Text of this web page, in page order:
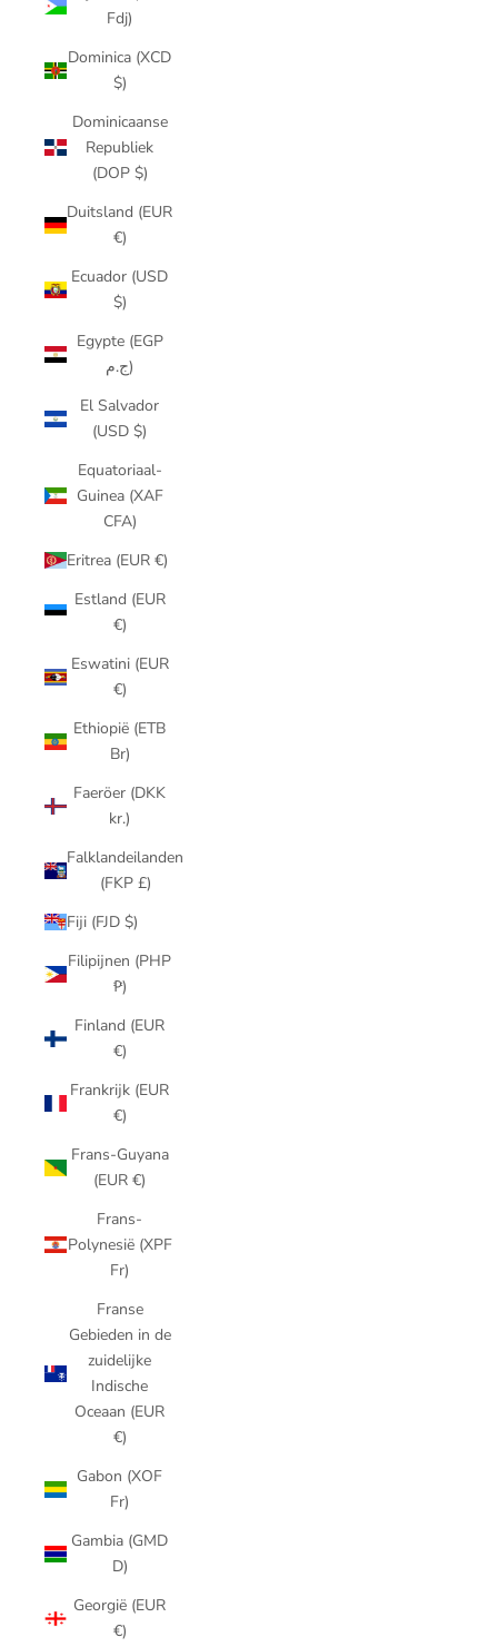
Fdj)
Dominica (XCD
$)
Dominicaanse
Republiek
(DOP $)
Duitsland (EUR
€)
Ecuador (USD
$)
Egypte (EGP
ج.م)
El Salvador
(USD $)
Equatoriaal-
Guinea (XAF
CFA)
Eritrea (EUR €)
Estland (EUR
€)
Eswatini (EUR
€)
Ethiopië (ETB
Br)
Faeröer (DKK
kr.)
Falklandeilanden
(FKP £)
Fiji (FJD $)
Filipijnen (PHP
₱)
Finland (EUR
€)
Frankrijk (EUR
€)
Frans-Guyana
(EUR €)
Frans-
Polynesië (XPF
Fr)
Franse
Gebieden in de
zuidelijke
Indische
Oceaan (EUR
€)
Gabon (XOF
Fr)
Gambia (GMD
D)
Georgië (EUR
€)